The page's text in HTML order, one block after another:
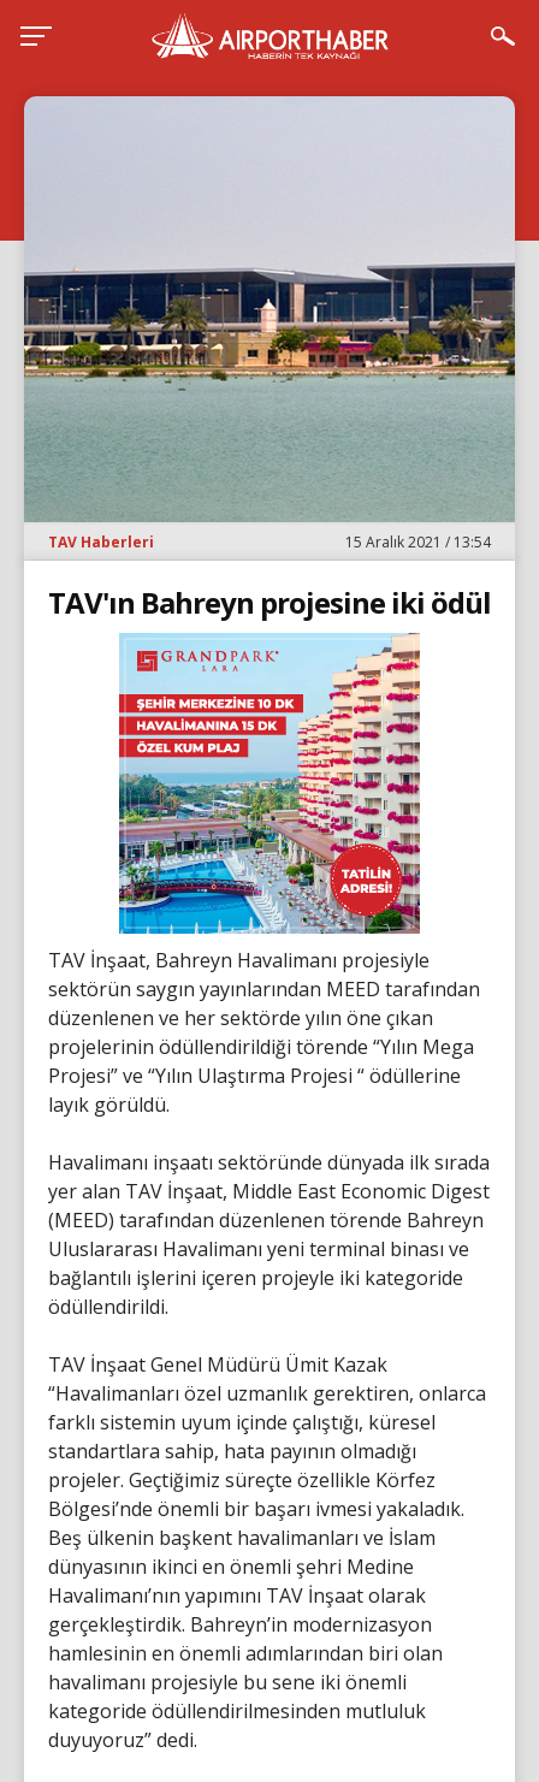
TAV Haberleri 15 Aralık 2021 / 13:54
TAV'ın Bahreyn projesine iki ödül
TAV İnşaat, Bahreyn Havalimanı projesiyle
sektörün saygın yayınlarından MEED tarafından
düzenlenen ve her sektörde yılın öne çıkan
projelerinin ödüllendirildiği törende “Yılın Mega
Projesi” ve “Yılın Ulaştırma Projesi “ ödüllerine
layık görüldü.
Havalimanı inşaatı sektöründe dünyada ilk sırada
yer alan TAV İnşaat, Middle East Economic Digest
(MEED) tarafından düzenlenen törende Bahreyn
Uluslararası Havalimanı yeni terminal binası ve
bağlantılı işlerini içeren projeyle iki kategoride
ödüllendirildi.
TAV İnşaat Genel Müdürü Ümit Kazak
“Havalimanları özel uzmanlık gerektiren, onlarca
farklı sistemin uyum içinde çalıştığı, küresel
standartlara sahip, hata payının olmadığı
projeler. Geçtiğimiz süreçte özellikle Körfez
Bölgesi’nde önemli bir başarı ivmesi yakaladık.
Beş ülkenin başkent havalimanları ve İslam
dünyasının ikinci en önemli şehri Medine
Havalimanı’nın yapımını TAV İnşaat olarak
gerçekleştirdik. Bahreyn’in modernizasyon
hamlesinin en önemli adımlarından biri olan
havalimanı projesiyle bu sene iki önemli
kategoride ödüllendirilmesinden mutluluk
duyuyoruz” dedi.